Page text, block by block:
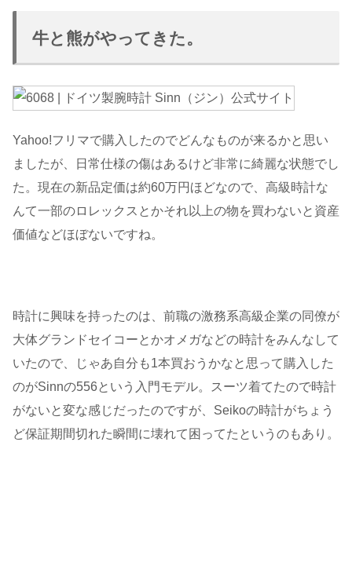
牛と熊がやってきた。
Yahoo!フリマで購入したのでどんなものが来るかと思い
ましたが、日常仕様の傷はあるけど非常に綺麗な状態でし
た。現在の新品定価は約60万円ほどなので、高級時計な
んて一部のロレックスとかそれ以上の物を買わないと資産
価値などほぼないですね。
時計に興味を持ったのは、前職の激務系高級企業の同僚が
大体グランドセイコーとかオメガなどの時計をみんなして
いたので、じゃあ自分も1本買おうかなと思って購入した
のがSinnの556という入門モデル。スーツ着てたので時計
がないと変な感じだったのですが、Seikoの時計がちょう
ど保証期間切れた瞬間に壊れて困ってたというのもあり。